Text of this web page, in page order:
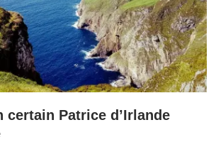
certain Patrice d’Irlande